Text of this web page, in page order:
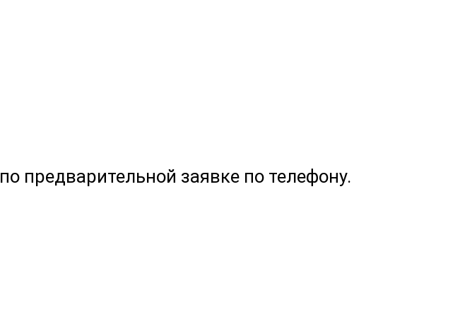
по предварительной заявке по телефону.